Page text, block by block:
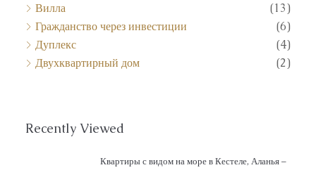
Вилла
(13)
Гражданство через инвестиции
(6)
Дуплекс
(4)
Двухквартирный дом
(2)
Recently Viewed
Квартиры с видом на море в Кестеле, Аланья –